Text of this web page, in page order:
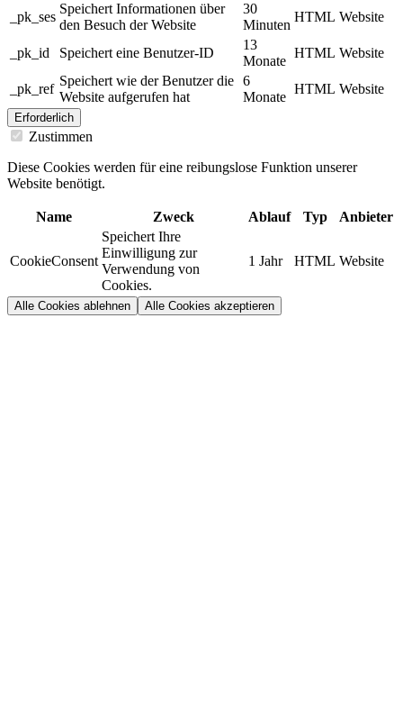
_pk_ses
Speichert Informationen über
den Besuch der Website
30
Minuten
HTML Website
_pk_id Speichert eine Benutzer-ID
13
Monate
HTML Website
_pk_ref
Speichert wie der Benutzer die
Website aufgerufen hat
6
Monate
HTML Website
Erforderlich
Zustimmen
Diese Cookies werden für eine reibungslose Funktion unserer
Website benötigt.
Name Zweck Ablauf Typ Anbieter
CookieConsent
Speichert Ihre
Einwilligung zur
Verwendung von
Cookies.
1 Jahr HTML Website
Alle Cookies ablehnen Alle Cookies akzeptieren